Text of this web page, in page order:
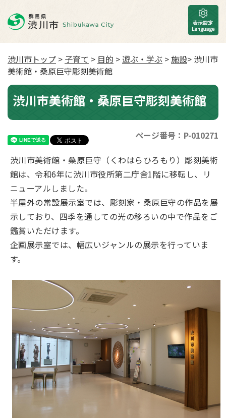
渋川市トップ > 子育て > 目的 > 遊ぶ・学ぶ >施設> 渋川市
美術館・桑原巨守彫刻美術館
渋川市美術館・桑原巨守彫刻美術館
ページ番号：P-010271
渋川市美術館・桑原巨守（くわはらひろもり）彫刻美術
館は、令和6年に渋川市役所第二庁舎1階に移転し、リ
ニューアルしました。
半屋外の常設展示室では、彫刻家・桑原巨守の作品を展
示しており、四季を通しての光の移ろいの中で作品をご
鑑賞いただけます。
企画展示室では、幅広いジャンルの展示を行っていま
す。